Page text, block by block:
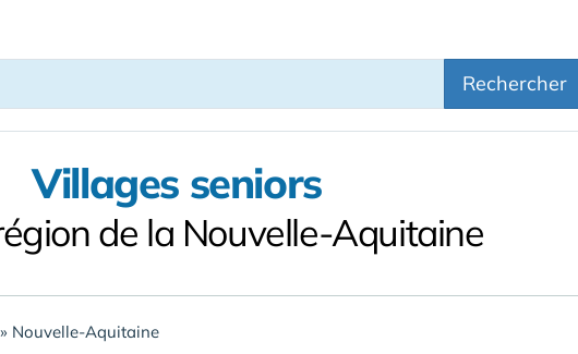
Rechercher
Villages seniors
de la Nouvelle-Aquitaine
Nouvelle-Aquitaine